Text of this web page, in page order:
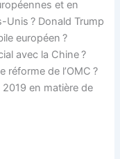
et en
? Donald Trump
européen ?
avec la Chine ?
réforme de l’OMC ?
en matière de